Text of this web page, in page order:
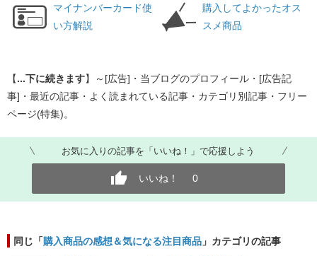
マイナンバーカード使
い方解説
購入してよかったオス
スメ商品
【...下に続きます】～[広告]・当ブログのプロフィール・[広告記
事]・最近の記事・よく読まれている記事・カテゴリ別記事・フリー
ページ(特集)。
お気に入りの記事を「いいね！」で応援しよう
いいね！ 0
同じ「購入商品の感想＆気になる注目商品 」カテゴリの記事